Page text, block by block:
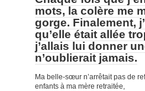
mots, la colère me
gorge. Finalement,
qu’elle était allée
j’allais lui donner
n’oublierait jamais.
Ma belle-sœur n’arrêtait pas de
enfants à ma mère retraitée,